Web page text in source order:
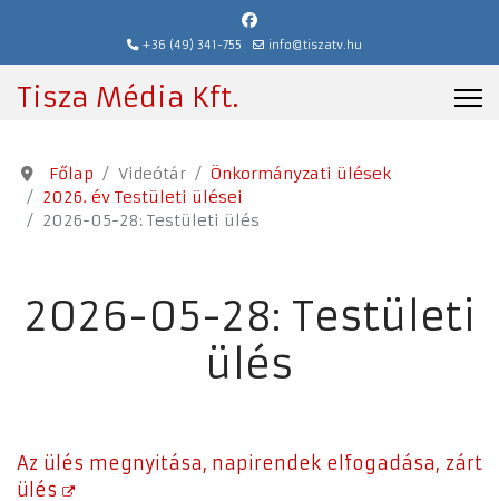
+36 (49) 341-755 info@tiszatv.hu
Tisza Média Kft.
Főlap Videótár
Önkormányzati ülések
2026. év Testületi ülései
2026-05-28: Testületi ülés
2026-05-28: Testületi
ülés
Az ülés megnyitása, napirendek elfogadása, zárt
ülés